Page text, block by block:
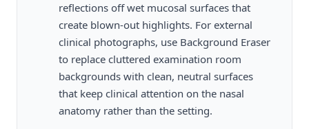
reflections off wet mucosal surfaces that
create blown-out highlights. For external
clinical photographs, use Background Eraser
to replace cluttered examination room
backgrounds with clean, neutral surfaces
that keep clinical attention on the nasal
anatomy rather than the setting.